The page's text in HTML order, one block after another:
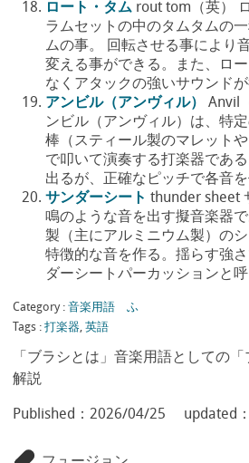
ロート・タム rout tom（英）
ラムセットの中のタムタムの
ムの事。 回転させる事により
変える事ができる。また、ロ
なくアタックの強いサウンド
アンビル（アンヴィル）
Anvil
ンビル（アンヴィル）は、特
棒（スティール製のマレット
で叩いて演奏する打楽器であ
出るが、正確なピッチで各音
サンダーシート thunder sheet
鳴のような音を出す擬音楽器
製（主にアルミニウム製）の
特徴的な音を作る。揺らす強
ダーシートパーカッションと
Category : 音楽用語 ふ
Tags : 打楽器, 英語
「ブラシとは」音楽用語としての
解説
Published： 2026/04/25 updated：